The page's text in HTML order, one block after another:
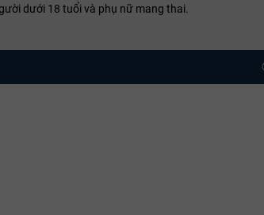
dưới 18 tuổi và phụ nữ mang thai.